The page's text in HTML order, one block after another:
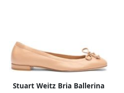
Stuart Weitz Bria Ballerina